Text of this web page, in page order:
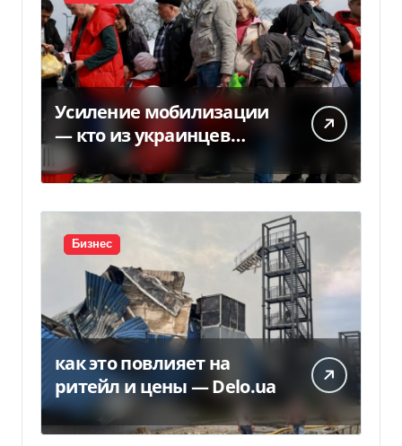
Усиление мобилизации
— кто из украинцев
потеряет право на
временную защиту в ЕС
Бизнес
как это повлияет на
ритейл и цены — Delo.ua